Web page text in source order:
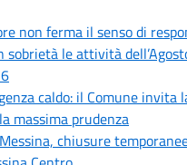
non ferma il senso di
sobrietà le attività
caldo: il Comune invita
massima prudenza
chiusure